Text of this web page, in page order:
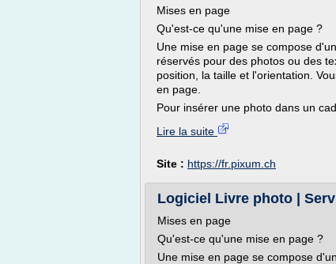
Mises en page
Qu'est-ce qu'une mise en page ?
Une mise en page se compose
réservés pour des photos ou des
position, la taille et l'orientation.
en page.
Pour insérer une photo dans un
Lire la suite
Site : https://fr.pixum.ch
Logiciel Livre photo |
Mises en page
Qu'est-ce qu'une mise en page ?
Une mise en page se compose